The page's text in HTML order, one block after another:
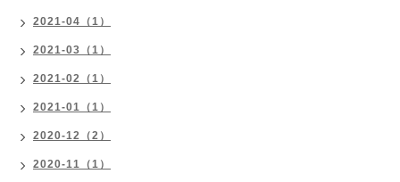
2021-04（1）
2021-03（1）
2021-02（1）
2021-01（1）
2020-12（2）
2020-11（1）